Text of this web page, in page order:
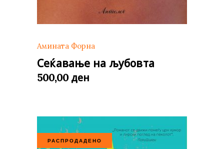
Амината Форна
Сеќавање на љубовта
500,00 ден
РАСПРОДАДЕНО